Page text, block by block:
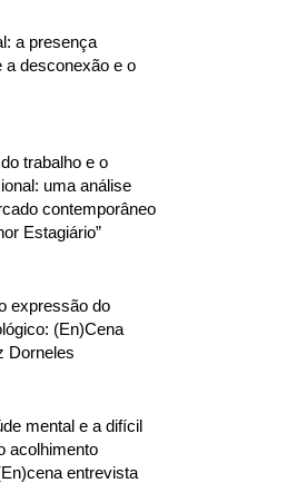
a presença
a desconexão e o
trabalho e o
uma análise
contemporâneo
Estagiário”
expressão do
(En)Cena
Dorneles
mental e a difícil
acolhimento
entrevista